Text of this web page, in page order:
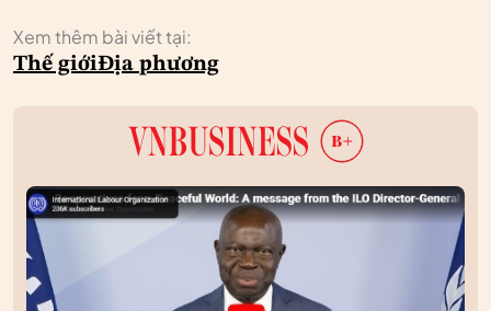
Xem thêm bài viết tại:
Thế giớiĐịa phương